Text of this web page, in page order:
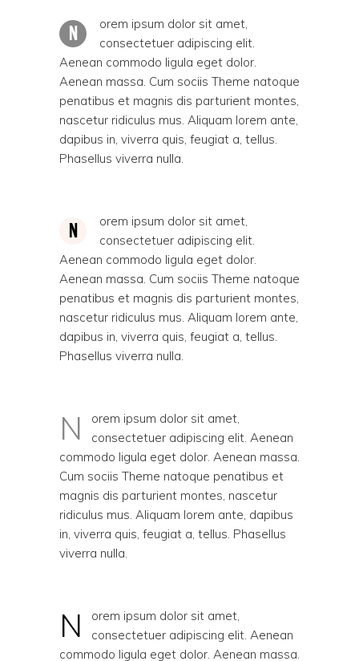
N
orem ipsum dolor sit amet,
consectetuer adipiscing elit.
Aenean commodo ligula eget dolor.
Aenean massa. Cum sociis Theme natoque
penatibus et magnis dis parturient montes,
nascetur ridiculus mus. Aliquam lorem ante,
dapibus in, viverra quis, feugiat a, tellus.
Phasellus viverra nulla.
N
orem ipsum dolor sit amet,
consectetuer adipiscing elit.
Aenean commodo ligula eget dolor.
Aenean massa. Cum sociis Theme natoque
penatibus et magnis dis parturient montes,
nascetur ridiculus mus. Aliquam lorem ante,
dapibus in, viverra quis, feugiat a, tellus.
Phasellus viverra nulla.
N
orem ipsum dolor sit amet,
consectetuer adipiscing elit. Aenean
commodo ligula eget dolor. Aenean massa.
Cum sociis Theme natoque penatibus et
magnis dis parturient montes, nascetur
ridiculus mus. Aliquam lorem ante, dapibus
in, viverra quis, feugiat a, tellus. Phasellus
viverra nulla.
N
orem ipsum dolor sit amet,
consectetuer adipiscing elit. Aenean
commodo ligula eget dolor. Aenean massa.